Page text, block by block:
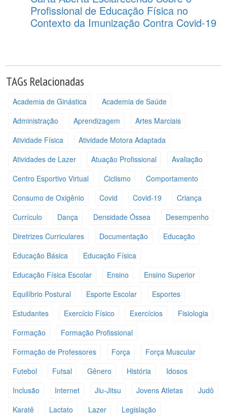
Profissional de Educação Física no
Contexto da Imunização Contra Covid-19
TAGs Relacionadas
Academia de Ginástica
Academia de Saúde
Administração
Aprendizagem
Artes Marciais
Atividade Física
Atividade Motora Adaptada
Atividades de Lazer
Atuação Profissional
Avaliação
Centro Esportivo Virtual
Ciclismo
Comportamento
Consumo de Oxigênio
Covid Covid-19
Criança
Currículo
Dança Densidade Óssea
Desempenho
Diretrizes Curriculares
Documentação
Educação
Educação Básica
Educação Física
Educação Física Escolar
Ensino
Ensino Superior
Equilíbrio Postural
Esporte Escolar
Esportes
Estudantes
Exercício Físico Exercícios
Fisiologia
Formação
Formação Profissional
Formação de Professores
Força
Força Muscular
Futebol
Futsal Gênero História
Idosos
Inclusão
Internet Jiu-Jitsu Jovens Atletas
Judô
Karatê
Lactato Lazer
Legislação